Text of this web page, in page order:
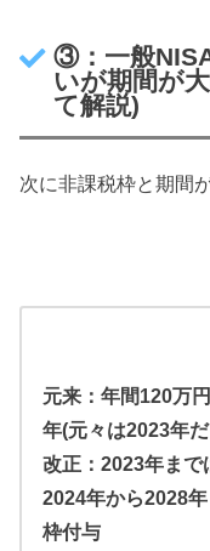
③：一般
いが期間が
て解説)
次に非課税枠と期間
元来：年間120万
年(元々は2023年
改正：2023年まで
2024年から2028
枠付与